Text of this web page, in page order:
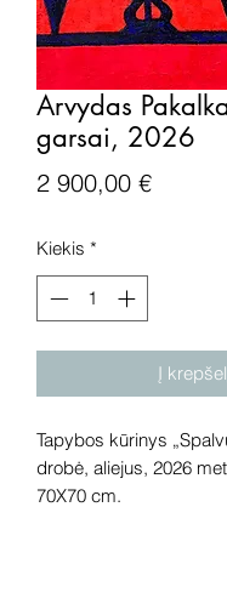
Arvydas
garsai, 2026
2 900,00 €Price
Kiekis *
Į
Tapybos kūrinys
drobė, aliejus, 2026
70X70 cm.